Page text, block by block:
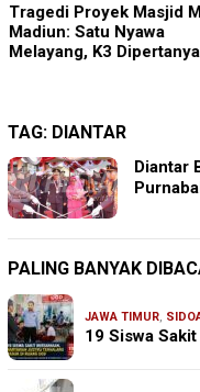
Tragedi Proyek Masjid
Madiun: Satu Nyawa
Melayang, K3
TAG: DIANTAR
Diantar
PALING BANYAK
JAWA TIMUR,
19 Siswa